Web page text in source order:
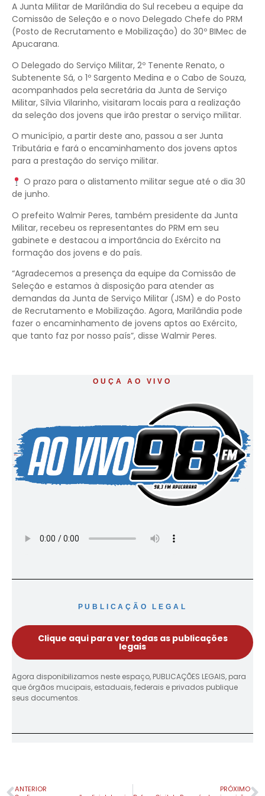
A Junta Militar de Marilândia do Sul recebeu a equipe da
Comissão de Seleção e o novo Delegado Chefe do PRM
(Posto de Recrutamento e Mobilização) do 30º BIMec de
Apucarana.
O Delegado do Serviço Militar, 2º Tenente Renato, o
Subtenente Sá, o 1º Sargento Medina e o Cabo de Souza,
acompanhados pela secretária da Junta de Serviço
Militar, Sílvia Vilarinho, visitaram locais para a realização
da seleção dos jovens que irão prestar o serviço militar.
O município, a partir deste ano, passou a ser Junta
Tributária e fará o encaminhamento dos jovens aptos
para a prestação do serviço militar.
O prazo para o alistamento militar segue até o dia 30
de junho.
O prefeito Walmir Peres, também presidente da Junta
Militar, recebeu os representantes do PRM em seu
gabinete e destacou a importância do Exército na
formação dos jovens e do país.
“Agradecemos a presença da equipe da Comissão de
Seleção e estamos à disposição para atender as
demandas da Junta de Serviço Militar (JSM) e do Posto
de Recrutamento e Mobilização. Agora, Marilândia pode
fazer o encaminhamento de jovens aptos ao Exército,
que tanto faz por nosso país”, disse Walmir Peres.
OUÇA AO VIVO
PUBLICAÇÃO LEGAL
Clique aqui para ver todas as publicações
legais
Agora disponibilizamos neste espaço, PUBLICAÇÕES LEGAIS, para
que órgãos mucipais, estaduais, federais e privados publique
seus documentos.
ANTERIOR PRÓXIMO